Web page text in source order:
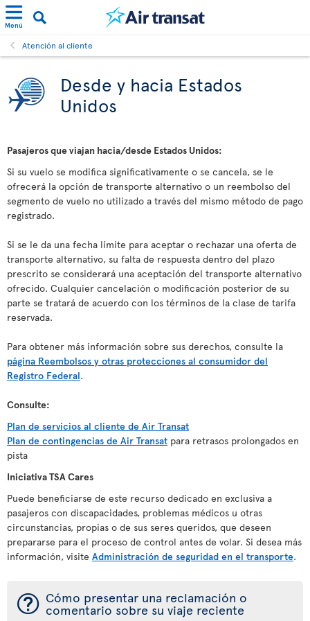
Menú
Atención al cliente
Desde y hacia Estados
Unidos
Pasajeros que viajan hacia/desde Estados Unidos:
Si su vuelo se modifica significativamente o se cancela, se le
ofrecerá la opción de transporte alternativo o un reembolso del
segmento de vuelo no utilizado a través del mismo método de pago
registrado.
Si se le da una fecha límite para aceptar o rechazar una oferta de
transporte alternativo, su falta de respuesta dentro del plazo
prescrito se considerará una aceptación del transporte alternativo
ofrecido. Cualquier cancelación o modificación posterior de su
parte se tratará de acuerdo con los términos de la clase de tarifa
reservada.
Para obtener más información sobre sus derechos, consulte la
página Reembolsos y otras protecciones al consumidor del
Registro Federal.
Consulte:
Plan de servicios al cliente de Air Transat
Plan de contingencias de Air Transat para retrasos prolongados en
pista
Iniciativa TSA Cares
Puede beneficiarse de este recurso dedicado en exclusiva a
pasajeros con discapacidades, problemas médicos u otras
circunstancias, propias o de sus seres queridos, que deseen
prepararse para el proceso de control antes de volar. Si desea más
información, visite Administración de seguridad en el transporte.
¯ Cómo presentar una reclamación o
comentario sobre su viaje reciente